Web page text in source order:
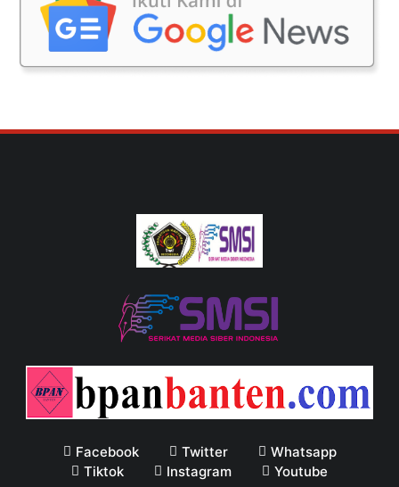
Facebook Twitter
Whatsapp
Tiktok
Instagram Youtube